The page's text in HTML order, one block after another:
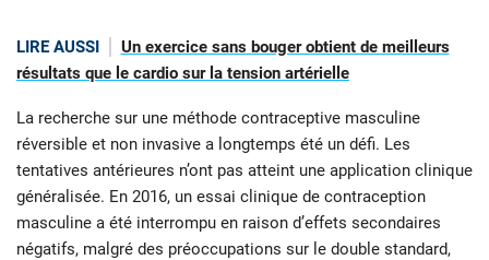
LIRE AUSSI
Un exercice sans bouger obtient de meilleurs
résultats que le cardio sur la tension artérielle
La recherche sur une méthode contraceptive masculine
réversible et non invasive a longtemps été un défi. Les
tentatives antérieures n’ont pas atteint une application clinique
généralisée. En 2016, un essai clinique de contraception
masculine a été interrompu en raison d’effets secondaires
négatifs, malgré des préoccupations sur le double standard,